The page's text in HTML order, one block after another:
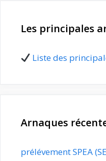
Les principales
Liste des
Arnaques
prélévement SPEA